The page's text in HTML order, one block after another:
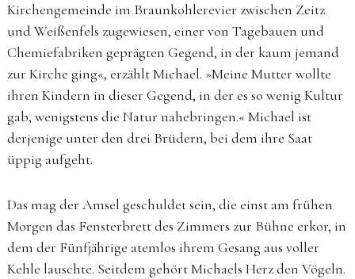
Kirchengemeinde im Braunkohlerevier zwischen Zeitz
und Weißenfels zugewiesen, einer von Tagebauen und
Chemiefabriken geprägten Gegend, in der kaum jemand
zur Kirche ging«, erzählt Michael. »Meine Mutter wollte
ihren Kindern in dieser Gegend, in der es so wenig Kultur
gab, wenigstens die Natur nahebringen.« Michael ist
derjenige unter den drei Brüdern, bei dem ihre Saat
üppig aufgeht.
Das mag der Amsel geschuldet sein, die einst am frühen
Morgen das Fensterbrett des Zimmers zur Bühne erkor, in
dem der Fünfjährige atemlos ihrem Gesang aus voller
Kehle lauschte. Seitdem gehört Michaels Herz den Vögeln.